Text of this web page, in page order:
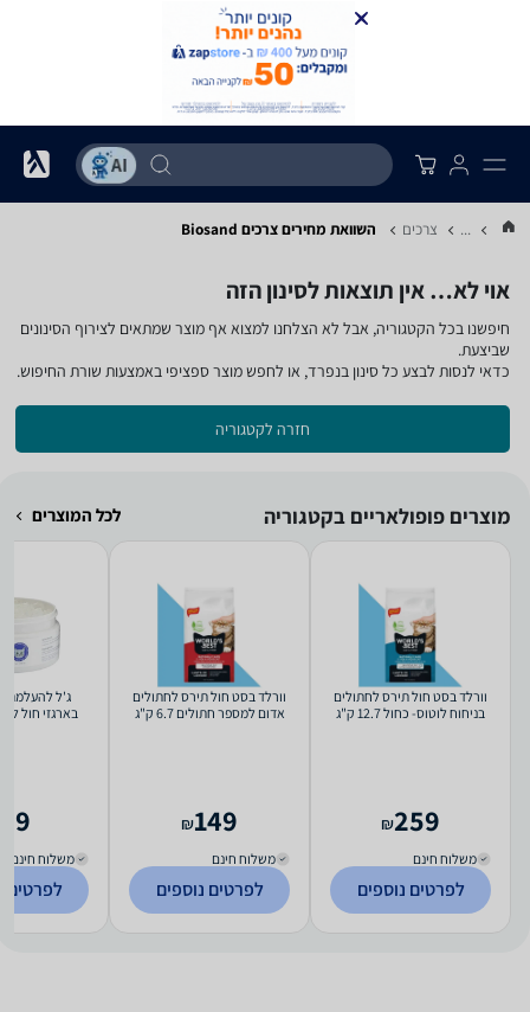
... צרכים השוואת מחירים צרכים ‏Biosand
אוי לא… אין תוצאות לסינון הזה
חיפשנו בכל הקטגוריה, אבל לא הצלחנו למצוא אף מוצר שמתאים לצירוף הסינונים
שביצעת.
כדאי לנסות לבצע כל סינון בנפרד, או לחפש מוצר ספציפי באמצעות שורת החיפוש.
חזרה לקטגוריה
מוצרים פופולאריים בקטגוריה לכל המוצרים
וורלד בסט חול תירס לחתולים
בניחוח לוטוס- כחול 12.7 ק"ג
259
₪
משלוח חינם
לפרטים נוספים
וורלד בסט חול תירס לחתולים
אדום למספר חתולים 6.7 ק"ג
149
₪
משלוח חינם
לפרטים נוספים
ג'ל להעלמת
59
משלוח חינם
לפרטים